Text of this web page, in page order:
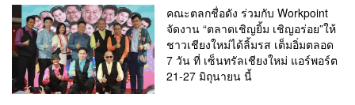
คณะตลกชื่อดัง ร่วมกับ Workpoint
จัดงาน “ตลาดเชิญยิ้ม เชิญอร่อย”ให้
ชาวเชียงใหม่ได้ลิ้มรส เต็มอิ่มตลอด
7 วัน ที่ เซ็นทรัลเชียงใหม่ แอร์พอร์ต
21-27 มิถุนายน นี้